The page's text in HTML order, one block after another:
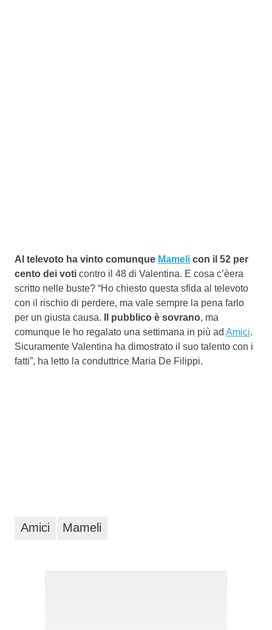
Al televoto ha vinto comunque Mameli con il 52 per
cento dei voti contro il 48 di Valentina. E cosa c’èera
scritto nelle buste? “Ho chiesto questa sfida al televoto
con il rischio di perdere, ma vale sempre la pena farlo
per un giusta causa.
Il pubblico è sovrano, ma
comunque le ho regalato una settimana in più ad Amici.
Sicuramente Valentina ha dimostrato il suo talento con i
fatti”, ha letto la conduttrice Maria De Filippi.
Amici Mameli